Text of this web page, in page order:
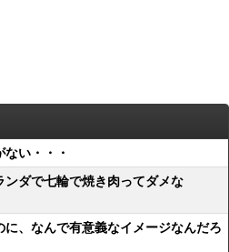
ない・・・
ダで七輪で焼き肉ってダメな
、なんで有意義なイメージなんだろ